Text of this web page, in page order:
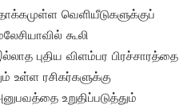
வெளியீடுகளுக்குப்
கூலி
புதிய விளம்பர பிரச்சாரத்தை
உள்ள ரசிகர்களுக்கு
உறுதிப்படுத்தும்